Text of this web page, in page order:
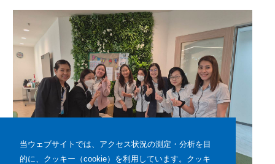
当ウェブサイトでは、アクセス状況の測定・分析を目
的に、クッキー（cookie）を利用しています。クッキ